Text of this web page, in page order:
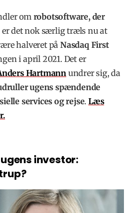
om robotsoftware, der
er det nok særlig træls nu at
halveret påNasdaq First
i april 2021. Det er
Hartmann undrer sig, da
ugens spændende
services og rejse.Læs
investor: